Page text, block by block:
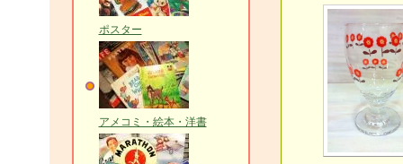
ポスター
アメコミ・絵本・洋書